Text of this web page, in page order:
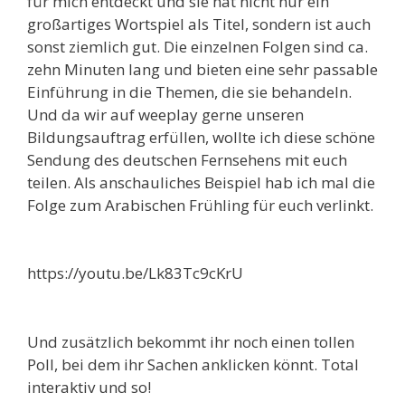
großartiges Wortspiel als Titel, sondern ist auch
sonst ziemlich gut. Die einzelnen Folgen sind ca.
zehn Minuten lang und bieten eine sehr passable
Einführung in die Themen, die sie behandeln.
Und da wir auf weeplay gerne unseren
Bildungsauftrag erfüllen, wollte ich diese schöne
Sendung des deutschen Fernsehens mit euch
teilen. Als anschauliches Beispiel hab ich mal die
Folge zum Arabischen Frühling für euch verlinkt.
https://youtu.be/Lk83Tc9cKrU
Und zusätzlich bekommt ihr noch einen tollen
Poll, bei dem ihr Sachen anklicken könnt. Total
interaktiv und so!